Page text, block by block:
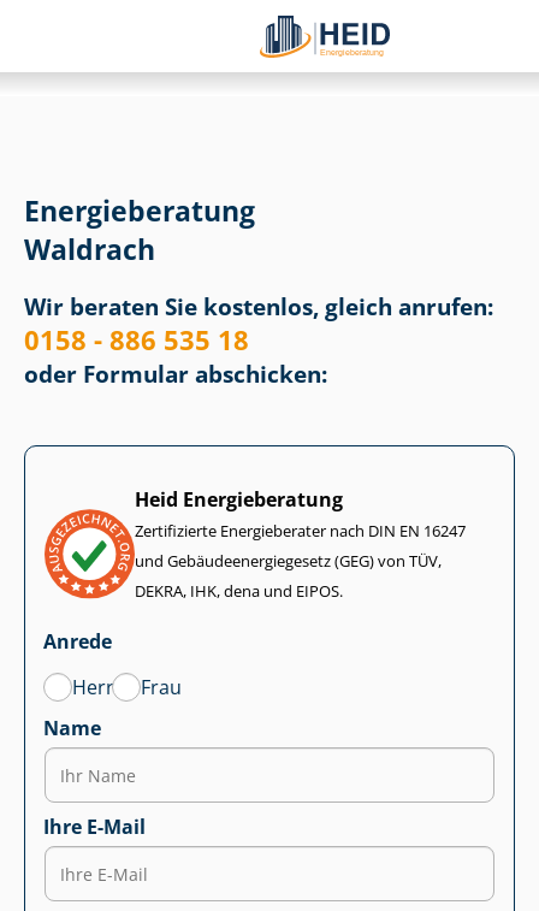
Energieberatung
Waldrach
Wir beraten Sie kostenlos, gleich anrufen:
0158 - 886 535 18
oder Formular abschicken:
Heid Energieberatung
Zertifizierte Energieberater nach DIN EN 16247
und Ge­bäu­de­en­er­gie­ge­setz (GEG) von TÜV,
DEKRA, IHK, dena und EIPOS.
Anrede
Herr
Frau
Name
Ihre E-Mail